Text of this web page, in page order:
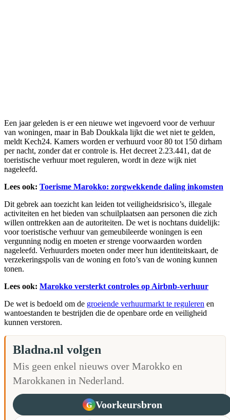
Een jaar geleden is er een nieuwe wet ingevoerd voor de verhuur
van woningen, maar in Bab Doukkala lijkt die wet niet te gelden,
meldt Kech24. Kamers worden er verhuurd voor 80 tot 150 dirham
per nacht, zonder dat er controle is. Het decreet 2.23.441, dat de
toeristische verhuur moet reguleren, wordt in deze wijk niet
nageleefd.
Lees ook: Toerisme Marokko: zorgwekkende daling inkomsten
Dit gebrek aan toezicht kan leiden tot veiligheidsrisico’s, illegale
activiteiten en het bieden van schuilplaatsen aan personen die zich
willen onttrekken aan de autoriteiten. De wet is nochtans duidelijk:
voor toeristische verhuur van gemeubileerde woningen is een
vergunning nodig en moeten er strenge voorwaarden worden
nageleefd. Verhuurders moeten onder meer hun identiteitskaart, de
verzekeringspolis van de woning en foto’s van de woning kunnen
tonen.
Lees ook: Marokko versterkt controles op Airbnb-verhuur
De wet is bedoeld om de groeiende verhuurmarkt te reguleren en
wantoestanden te bestrijden die de openbare orde en veiligheid
kunnen verstoren.
Bladna.nl volgen
Mis geen enkel nieuws over Marokko en
Marokkanen in Nederland.
G Voorkeursbron